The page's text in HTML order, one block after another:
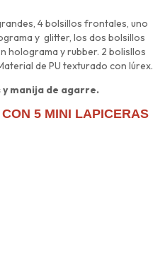
4 bolsillos frontales, uno
y glitter, los dos bolsillos
holograma y rubber. 2 bolisllos
de PU texturado con lúrex.
manija de agarre.
5 MINI LAPICERAS